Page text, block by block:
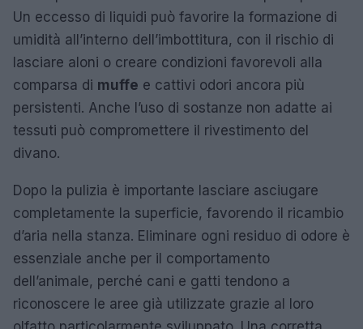
Un eccesso di liquidi può favorire la formazione di
umidità all’interno dell’imbottitura, con il rischio di
lasciare aloni o creare condizioni favorevoli alla
comparsa di muffe e cattivi odori ancora più
persistenti. Anche l’uso di sostanze non adatte ai
tessuti può compromettere il rivestimento del
divano.
Dopo la pulizia è importante lasciare asciugare
completamente la superficie, favorendo il ricambio
d’aria nella stanza. Eliminare ogni residuo di odore è
essenziale anche per il comportamento
dell’animale, perché cani e gatti tendono a
riconoscere le aree già utilizzate grazie al loro